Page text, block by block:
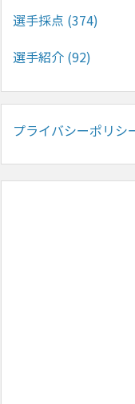
選手採点 (374)
選手紹介 (92)
プライバシーポリシ